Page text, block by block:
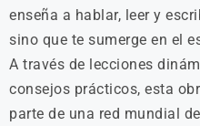
enseña a hablar, leer y
sino que te sumerge en el
A través de lecciones
consejos prácticos, esta
parte de una red mundial